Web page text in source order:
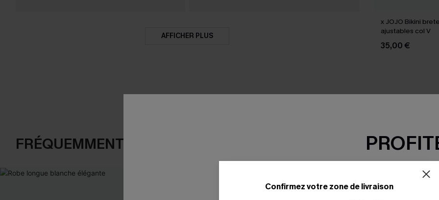
AFFICHER PLUS
x JOJO Bikini
ajustables col V
35,00 €
FRÉQUEMMENT ACHETÉS ENSEMBLE
Confirmez votre zone de livraison
-15% dès 2
*Un code par